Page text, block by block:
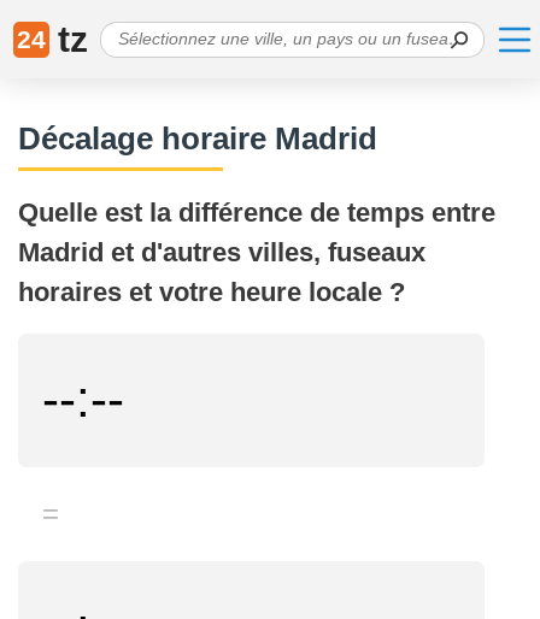
24 tz
Décalage horaire Madrid
Quelle est la différence de temps entre
Madrid et d'autres villes, fuseaux
horaires et votre heure locale ?
--:--
=